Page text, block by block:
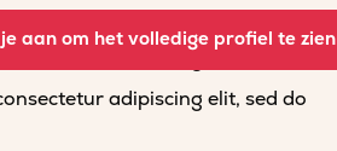
adipiscing elit, sed do
adipiscing elit, sed do
adipiscing elit, sed do
aan om het volledige profiel te zien